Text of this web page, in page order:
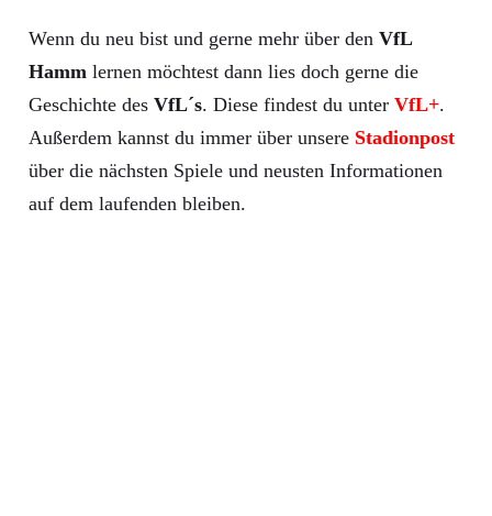
Wenn du neu bist und gerne mehr über den VfL
Hamm lernen möchtest dann lies doch gerne die
Geschichte des VfL´s. Diese findest du unter VfL+.
Außerdem kannst du immer über unsere Stadionpost
über die nächsten Spiele und neusten Informationen
auf dem laufenden bleiben.